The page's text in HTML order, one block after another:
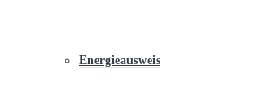
Energieausweis